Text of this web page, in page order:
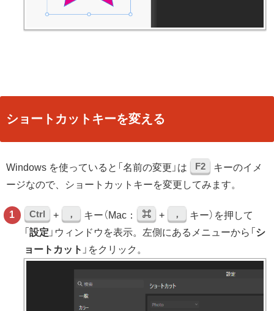
ショートカットキーを変える
Windows を使っていると「名前の変更」は F2
キーのイメ
ージなので、ショートカットキーを変更してみます。
Ctrl + ， キー（Mac： ⌘ + ，
キー）を押して
「設定 」ウィンドウを表示。左側にあるメニューから「 シ
ョートカット 」をクリック。